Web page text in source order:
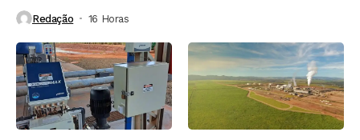
Redação 16 Horas ⁮